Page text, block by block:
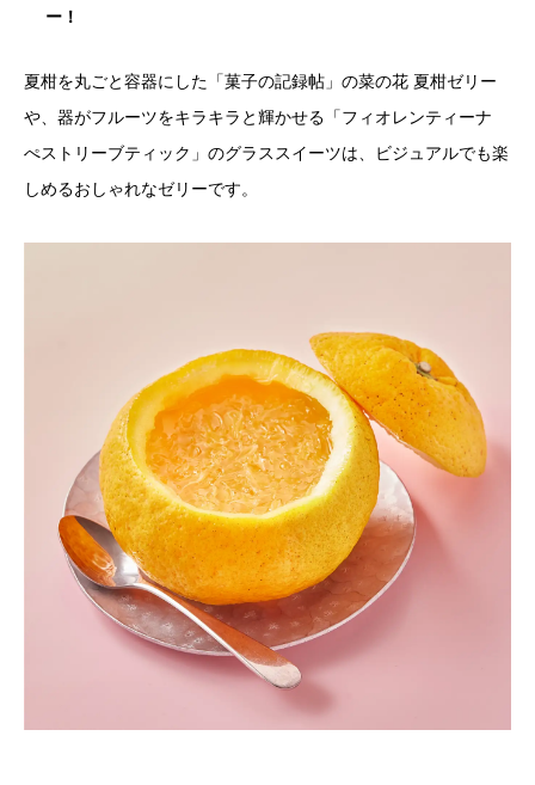
ー！
夏柑を丸ごと容器にした「菓子の記録帖」の菜の花 夏柑ゼリー
や、器がフルーツをキラキラと輝かせる「フィオレンティーナ
ぺストリーブティック」のグラススイーツは、ビジュアルでも楽
しめるおしゃれなゼリーです。